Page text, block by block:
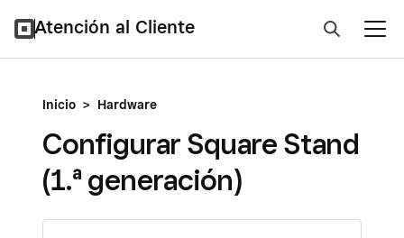
Atención al Cliente
Inicio > Hardware
Configurar Square Stand
(1.ª generación)